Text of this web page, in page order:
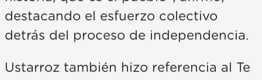
destacando el esfuerzo colectivo
detrás del proceso de independencia.
Ustarroz también hizo referencia al Te